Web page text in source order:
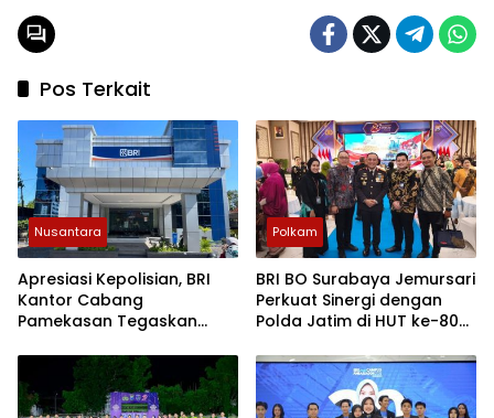
Pos Terkait
Nusantara
Apresiasi Kepolisian, BRI
Kantor Cabang
Pamekasan Tegaskan
terhadap Fraud
Polkam
BRI BO Surabaya Jemursari
Perkuat Sinergi dengan
Polda Jatim di HUT ke-80